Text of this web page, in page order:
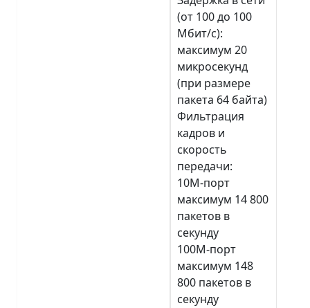
(от 100 до 100
Мбит/с):
максимум 20
микросекунд
(при размере
пакета 64 байта)
Фильтрация
кадров и
скорость
передачи:
10М-порт
максимум 14 800
пакетов в
секунду
100М-порт
максимум 148
800 пакетов в
секунду